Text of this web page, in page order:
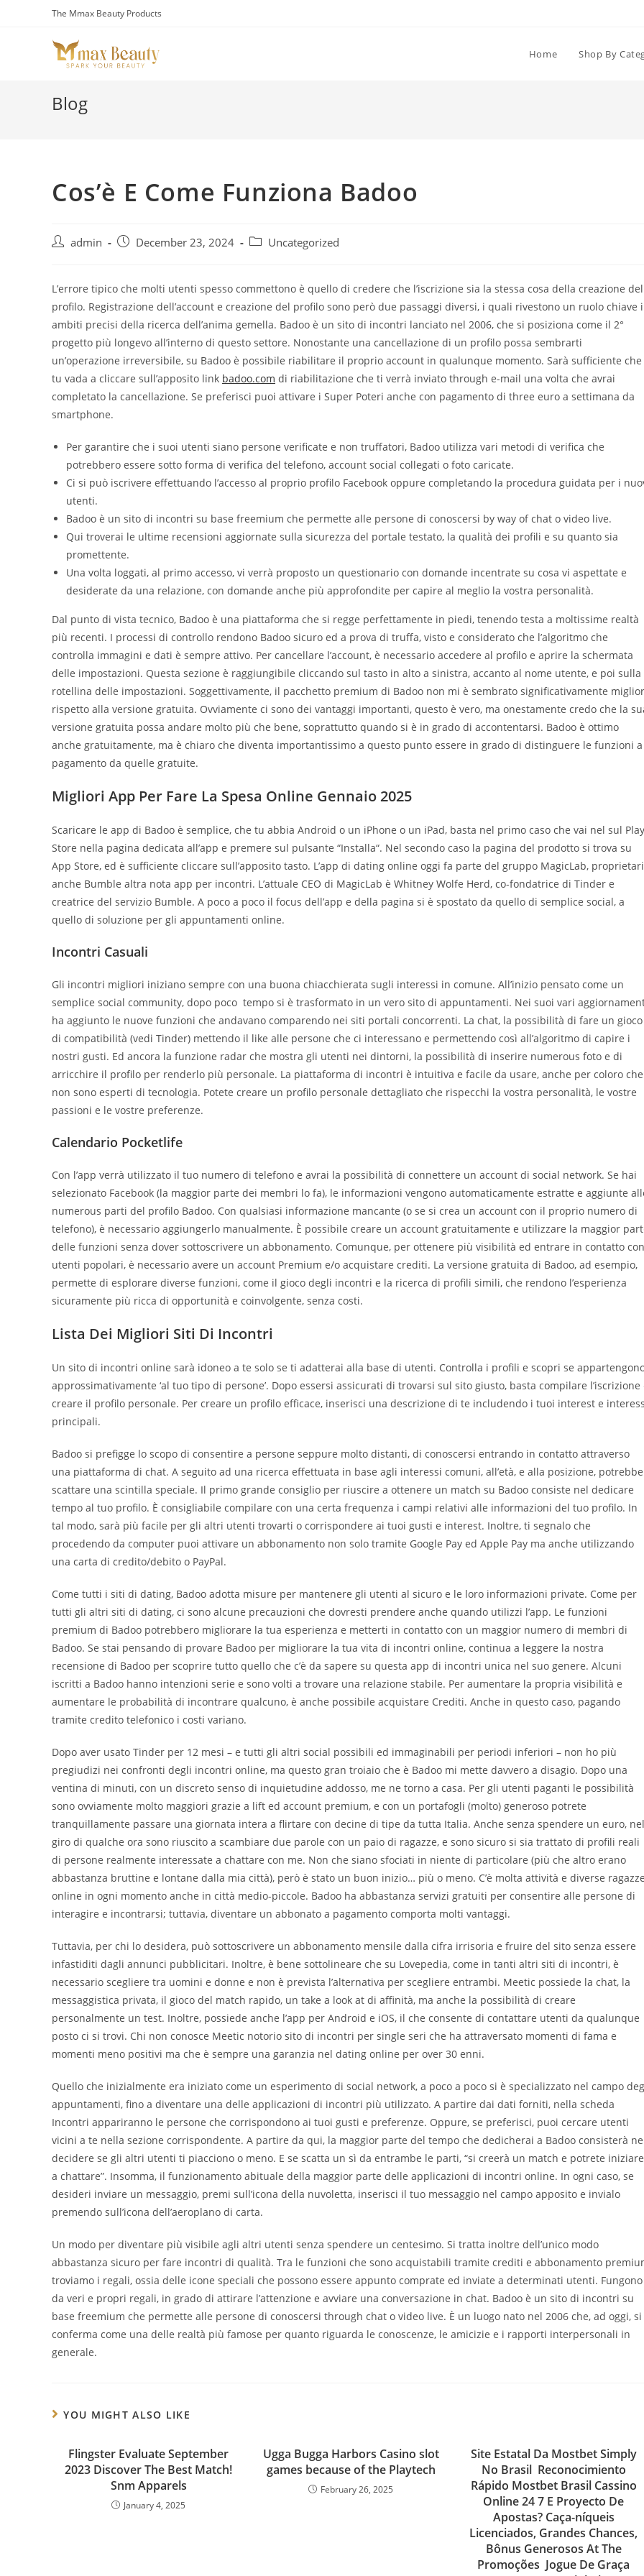
The Mmax Beauty Products
Home Shop By
Blog
Cos’è E Come Funziona Badoo
Postadmin
Post December 23, 2024
Post Uncategorized
L’errore tipico che molti utenti spesso commettono è quello di credere che l’iscrizione sia la stessa cosa della creazione del
profilo. Registrazione dell’account e creazione del profilo sono però due passaggi diversi, i quali rivestono un ruolo chiave
ambiti precisi della ricerca dell’anima gemella. Badoo è un sito di incontri lanciato nel 2006, che si posiziona come il 2°
progetto più longevo all’interno di questo settore. Nonostante una cancellazione di un profilo possa sembrarti
un’operazione irreversibile, su Badoo è possibile riabilitare il proprio account in qualunque momento. Sarà sufficiente che
tu vada a cliccare sull’apposito link badoo.com di riabilitazione che ti verrà inviato through e-mail una volta che avrai
completato la cancellazione. Se preferisci puoi attivare i Super Poteri anche con pagamento di three euro a settimana da
smartphone.
Per garantire che i suoi utenti siano persone verificate e non truffatori, Badoo utilizza vari metodi di verifica che
potrebbero essere sotto forma di verifica del telefono, account social collegati o foto caricate.
Ci si può iscrivere effettuando l’accesso al proprio profilo Facebook oppure completando la procedura guidata per i
utenti.
Badoo è un sito di incontri su base freemium che permette alle persone di conoscersi by way of chat o video live.
Qui troverai le ultime recensioni aggiornate sulla sicurezza del portale testato, la qualità dei profili e su quanto sia
promettente.
Una volta loggati, al primo accesso, vi verrà proposto un questionario con domande incentrate su cosa vi aspettate e
desiderate da una relazione, con domande anche più approfondite per capire al meglio la vostra personalità.
Dal punto di vista tecnico, Badoo è una piattaforma che si regge perfettamente in piedi, tenendo testa a moltissime realtà
più recenti. I processi di controllo rendono Badoo sicuro ed a prova di truffa, visto e considerato che l’algoritmo che
controlla immagini e dati è sempre attivo. Per cancellare l’account, è necessario accedere al profilo e aprire la schermata
delle impostazioni. Questa sezione è raggiungibile cliccando sul tasto in alto a sinistra, accanto al nome utente, e poi sulla
rotellina delle impostazioni. Soggettivamente, il pacchetto premium di Badoo non mi è sembrato significativamente
rispetto alla versione gratuita. Ovviamente ci sono dei vantaggi importanti, questo è vero, ma onestamente credo che la
versione gratuita possa andare molto più che bene, soprattutto quando si è in grado di accontentarsi. Badoo è ottimo
anche gratuitamente, ma è chiaro che diventa importantissimo a questo punto essere in grado di distinguere le funzioni a
pagamento da quelle gratuite.
Migliori App Per Fare La Spesa Online Gennaio 2025
Scaricare le app di Badoo è semplice, che tu abbia Android o un iPhone o un iPad, basta nel primo caso che vai nel sul Play
Store nella pagina dedicata all’app e premere sul pulsante “Installa“. Nel secondo caso la pagina del prodotto si trova su
App Store, ed è sufficiente cliccare sull’apposito tasto. L’app di dating online oggi fa parte del gruppo MagicLab,
anche Bumble altra nota app per incontri. L’attuale CEO di MagicLab è Whitney Wolfe Herd, co-fondatrice di Tinder e
creatrice del servizio Bumble. A poco a poco il focus dell’app e della pagina si è spostato da quello di semplice social, a
quello di soluzione per gli appuntamenti online.
Incontri Casuali
Gli incontri migliori iniziano sempre con una buona chiacchierata sugli interessi in comune. All’inizio pensato come un
semplice social community, dopo poco tempo si è trasformato in un vero sito di appuntamenti. Nei suoi vari
ha aggiunto le nuove funzioni che andavano comparendo nei siti portali concorrenti. La chat, la possibilità di fare un gioco
di compatibilità (vedi Tinder) mettendo il like alle persone che ci interessano e permettendo così all’algoritmo di capire i
nostri gusti. Ed ancora la funzione radar che mostra gli utenti nei dintorni, la possibilità di inserire numerous foto e di
arricchire il profilo per renderlo più personale. La piattaforma di incontri è intuitiva e facile da usare, anche per coloro che
non sono esperti di tecnologia. Potete creare un profilo personale dettagliato che rispecchi la vostra personalità, le vostre
passioni e le vostre preferenze.
Calendario Pocketlife
Con l’app verrà utilizzato il tuo numero di telefono e avrai la possibilità di connettere un account di social network. Se hai
selezionato Facebook (la maggior parte dei membri lo fa), le informazioni vengono automaticamente estratte e aggiunte
numerous parti del profilo Badoo. Con qualsiasi informazione mancante (o se si crea un account con il proprio numero di
telefono), è necessario aggiungerlo manualmente. È possibile creare un account gratuitamente e utilizzare la maggior
delle funzioni senza dover sottoscrivere un abbonamento. Comunque, per ottenere più visibilità ed entrare in contatto con
utenti popolari, è necessario avere un account Premium e/o acquistare crediti. La versione gratuita di Badoo, ad esempio,
permette di esplorare diverse funzioni, come il gioco degli incontri e la ricerca di profili simili, che rendono l’esperienza
sicuramente più ricca di opportunità e coinvolgente, senza costi.
Lista Dei Migliori Siti Di Incontri
Un sito di incontri online sarà idoneo a te solo se ti adatterai alla base di utenti. Controlla i profili e scopri se
approssimativamente ‘al tuo tipo di persone’. Dopo essersi assicurati di trovarsi sul sito giusto, basta compilare l’iscrizione
creare il profilo personale. Per creare un profilo efficace, inserisci una descrizione di te includendo i tuoi interest e
principali.
Badoo si prefigge lo scopo di consentire a persone seppure molto distanti, di conoscersi entrando in contatto attraverso
una piattaforma di chat. A seguito ad una ricerca effettuata in base agli interessi comuni, all’età, e alla posizione, potrebbe
scattare una scintilla speciale. Il primo grande consiglio per riuscire a ottenere un match su Badoo consiste nel dedicare
tempo al tuo profilo. È consigliabile compilare con una certa frequenza i campi relativi alle informazioni del tuo profilo. In
tal modo, sarà più facile per gli altri utenti trovarti o corrispondere ai tuoi gusti e interest. Inoltre, ti segnalo che
procedendo da computer puoi attivare un abbonamento non solo tramite Google Pay ed Apple Pay ma anche utilizzando
una carta di credito/debito o PayPal.
Come tutti i siti di dating, Badoo adotta misure per mantenere gli utenti al sicuro e le loro informazioni private. Come per
tutti gli altri siti di dating, ci sono alcune precauzioni che dovresti prendere anche quando utilizzi l’app. Le funzioni
premium di Badoo potrebbero migliorare la tua esperienza e metterti in contatto con un maggior numero di membri di
Badoo. Se stai pensando di provare Badoo per migliorare la tua vita di incontri online, continua a leggere la nostra
recensione di Badoo per scoprire tutto quello che c’è da sapere su questa app di incontri unica nel suo genere. Alcuni
iscritti a Badoo hanno intenzioni serie e sono volti a trovare una relazione stabile. Per aumentare la propria visibilità e
aumentare le probabilità di incontrare qualcuno, è anche possibile acquistare Crediti. Anche in questo caso, pagando
tramite credito telefonico i costi variano.
Dopo aver usato Tinder per 12 mesi – e tutti gli altri social possibili ed immaginabili per periodi inferiori – non ho più
pregiudizi nei confronti degli incontri online, ma questo gran troiaio che è Badoo mi mette davvero a disagio. Dopo una
ventina di minuti, con un discreto senso di inquietudine addosso, me ne torno a casa. Per gli utenti paganti le possibilità
sono ovviamente molto maggiori grazie a lift ed account premium, e con un portafogli (molto) generoso potrete
tranquillamente passare una giornata intera a flirtare con decine di tipe da tutta Italia. Anche senza spendere un euro, nel
giro di qualche ora sono riuscito a scambiare due parole con un paio di ragazze, e sono sicuro si sia trattato di profili reali
di persone realmente interessate a chattare con me. Non che siano sfociati in niente di particolare (più che altro erano
abbastanza bruttine e lontane dalla mia città), però è stato un buon inizio… più o meno. C’è molta attività e diverse ragazze
online in ogni momento anche in città medio-piccole. Badoo ha abbastanza servizi gratuiti per consentire alle persone di
interagire e incontrarsi; tuttavia, diventare un abbonato a pagamento comporta molti vantaggi.
Tuttavia, per chi lo desidera, può sottoscrivere un abbonamento mensile dalla cifra irrisoria e fruire del sito senza essere
infastiditi dagli annunci pubblicitari. Inoltre, è bene sottolineare che su Lovepedia, come in tanti altri siti di incontri, è
necessario scegliere tra uomini e donne e non è prevista l’alternativa per scegliere entrambi. Meetic possiede la chat, la
messaggistica privata, il gioco del match rapido, un take a look at di affinità, ma anche la possibilità di creare
personalmente un test. Inoltre, possiede anche l’app per Android e iOS, il che consente di contattare utenti da qualunque
posto ci si trovi. Chi non conosce Meetic notorio sito di incontri per single seri che ha attraversato momenti di fama e
momenti meno positivi ma che è sempre una garanzia nel dating online per over 30 enni.
Quello che inizialmente era iniziato come un esperimento di social network, a poco a poco si è specializzato nel campo
appuntamenti, fino a diventare una delle applicazioni di incontri più utilizzato. A partire dai dati forniti, nella scheda
Incontri appariranno le persone che corrispondono ai tuoi gusti e preferenze. Oppure, se preferisci, puoi cercare utenti
vicini a te nella sezione corrispondente. A partire da qui, la maggior parte del tempo che dedicherai a Badoo consisterà
decidere se gli altri utenti ti piacciono o meno. E se scatta un sì da entrambe le parti, “si creerà un match e potrete iniziare
a chattare”. Insomma, il funzionamento abituale della maggior parte delle applicazioni di incontri online. In ogni caso, se
desideri inviare un messaggio, premi sull’icona della nuvoletta, inserisci il tuo messaggio nel campo apposito e invialo
premendo sull’icona dell’aeroplano di carta.
Un modo per diventare più visibile agli altri utenti senza spendere un centesimo. Si tratta inoltre dell’unico modo
abbastanza sicuro per fare incontri di qualità. Tra le funzioni che sono acquistabili tramite crediti e abbonamento
troviamo i regali, ossia delle icone speciali che possono essere appunto comprate ed inviate a determinati utenti. Fungono
da veri e propri regali, in grado di attirare l’attenzione e avviare una conversazione in chat. Badoo è un sito di incontri su
base freemium che permette alle persone di conoscersi through chat o video live. È un luogo nato nel 2006 che, ad oggi, si
conferma come una delle realtà più famose per quanto riguarda le conoscenze, le amicizie e i rapporti interpersonali in
generale.
YOU MIGHT ALSO LIKE
Flingster Evaluate September
2023 Discover The Best Match!
Snm Apparels
January 4, 2025
Ugga Bugga Harbors Casino slot
games because of the Playtech
February 26, 2025
Site Estatal Da Mostbet Simply
No Brasil ️ Reconocimiento
Rápido Mostbet Brasil Cassino
Online 24 7 E Proyecto De
Apostas? Caça-níqueis
Licenciados, Grandes Chances,
Bônus Generosos At The
Promoções ️ Jogue De Graça